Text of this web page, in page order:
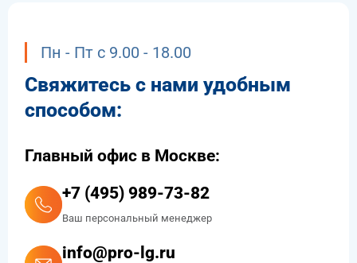
Пн - Пт с 9.00 - 18.00
Свяжитесь с нами удобным
способом:
Главный офис в Москве:
+7 (495) 989-73-82
Ваш персональный менеджер
info@pro-lg.ru